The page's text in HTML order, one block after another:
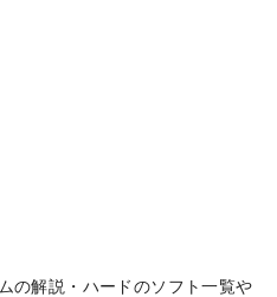
の解説・ハードのソフト一覧や